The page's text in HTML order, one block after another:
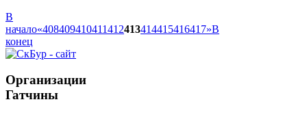
В
начало«408409410411412413414415416417»В
конец
Организации
Гатчины